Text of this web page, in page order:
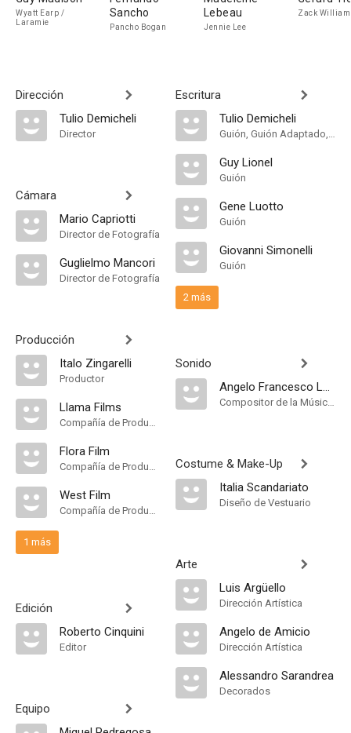
Wyatt Earp /
Laramie
Sancho
Pancho Bogan
Lebeau
Jennie Lee
Zack
Dirección
Tulio Demicheli
Director
Cámara
Mario Capriotti
Director de Fotografía
Guglielmo Mancori
Director de Fotografía
Producción
Italo Zingarelli
Productor
Llama Films
Compañía de Produccion
Flora Film
Compañía de Produccion
West Film
Compañía de Produccion
1 más
Edición
Roberto Cinquini
Editor
Equipo
Escritura
Tulio Demicheli
Guión, Guión Adaptado, Historia
Guy Lionel
Guión
Gene Luotto
Guión
Giovanni Simonelli
Guión
2 más
Sonido
Angelo Francesco Lavagnino
Compositor de la Música Original, Música
Costume & Make-Up
Italia Scandariato
Diseño de Vestuario
Arte
Luis Argüello
Dirección Artística
Angelo de Amicio
Dirección Artística
Alessandro Sarandrea
Decorados